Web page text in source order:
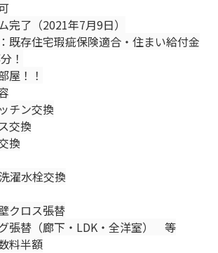
了（2021年7月9日）
既存住宅瑕疵保険適合・住まい給付金
！
屋！！
チン交換
交換
換
濯水栓交換
クロス張替
張替（廊下・LDK・全洋室） 等
料半額